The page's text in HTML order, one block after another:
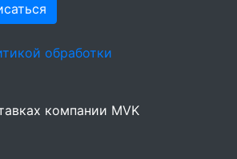
обработки
компании MVK